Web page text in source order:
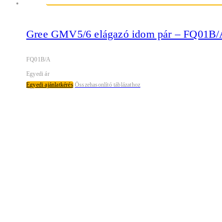
Gree GMV5/6 elágazó idom pár –
FQ01B/A
Egyedi ár
Egyedi ajánlatkérés Összehasonlító táblázathoz